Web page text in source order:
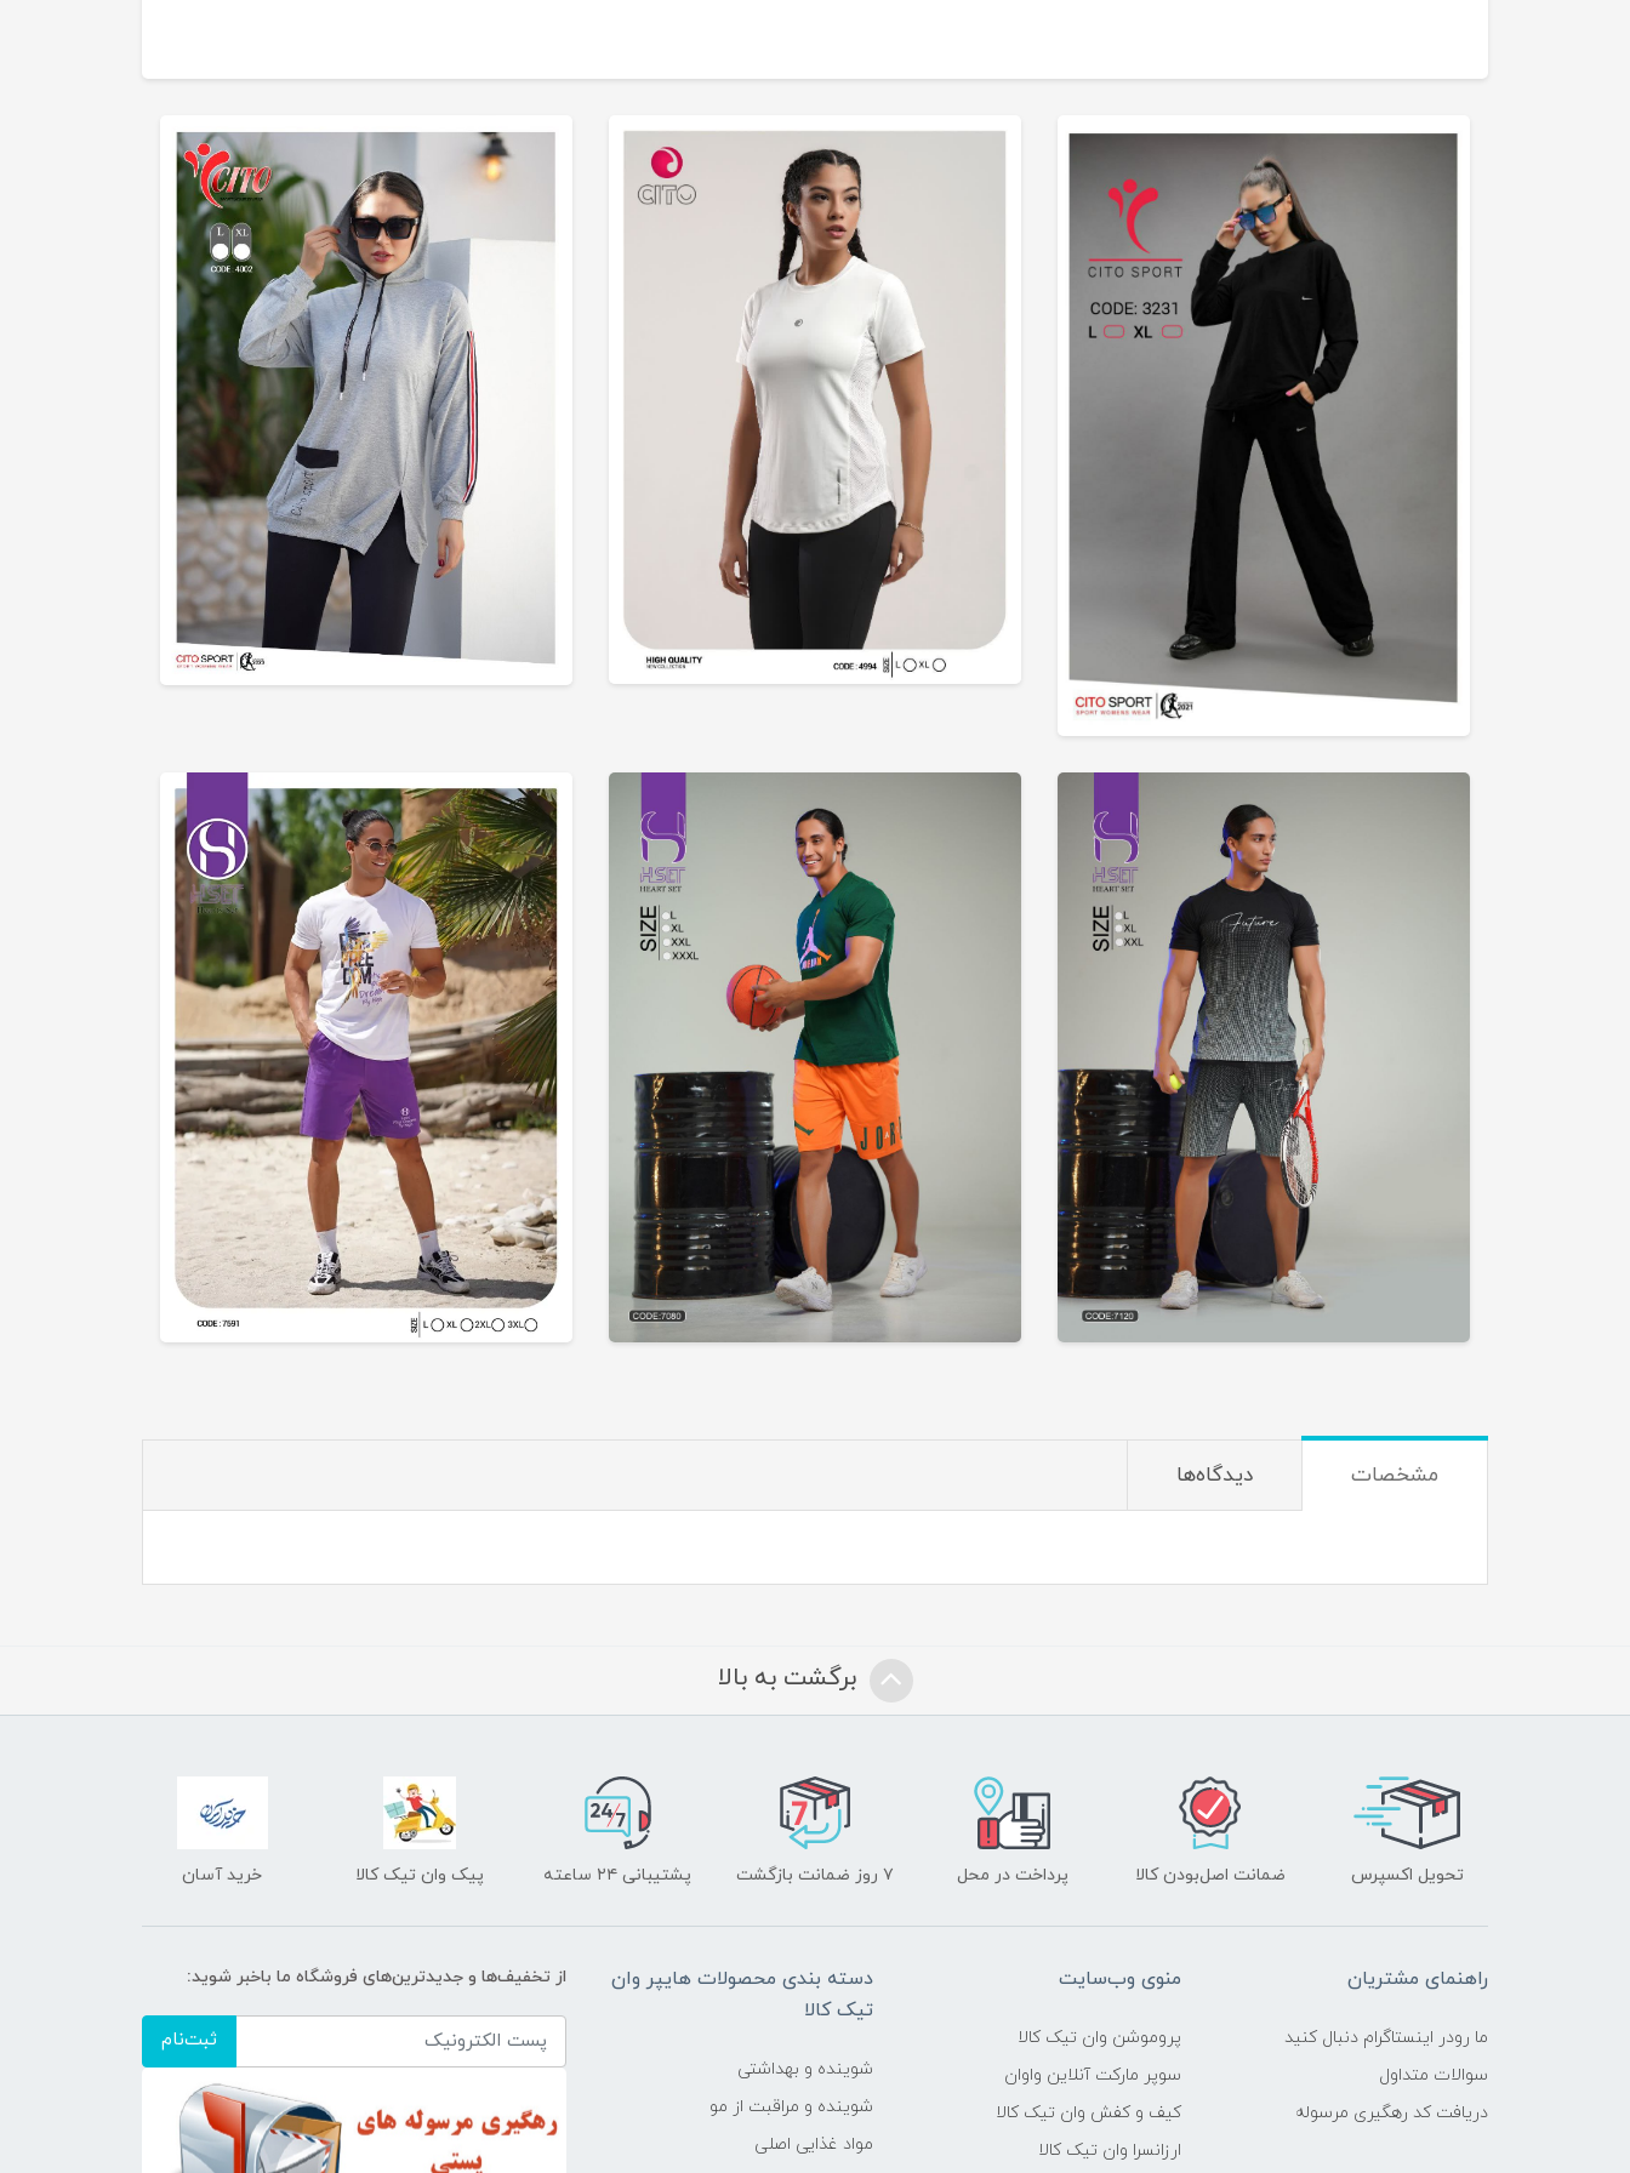
مشخصات دیدگاه‌ها
برگشت به بالا
تحویل اکسپرس ضمانت اصل‌بودن کالا پرداخت در محل ۷ روز ضمانت بازگشت پشتیبانی ۲۴ ساعته پیک وان تیک کالا خرید آسان
راهنمای مشتریان
ما رودر اینستاگرام دنبال کنید
سوالات متداول
دریافت کد رهگیری مرسوله
منوی وب‌سایت
پروموشن وان تیک کالا
سوپر مارکت آنلاین واوان
کیف و کفش وان تیک کالا
ارزانسرا وان تیک کالا
دسته بندی محصولات هایپر وان
تیک کالا
شوینده و بهداشتی
شوینده و مراقبت از مو
مواد غذایی اصلی
از تخفیف‌ها و جدیدترین‌های فروشگاه ما باخبر شوید:
ثبت‌نام